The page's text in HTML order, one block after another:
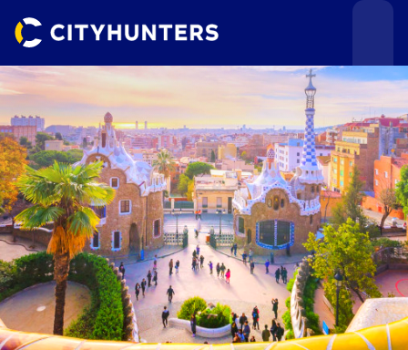
Teamevents
Städte